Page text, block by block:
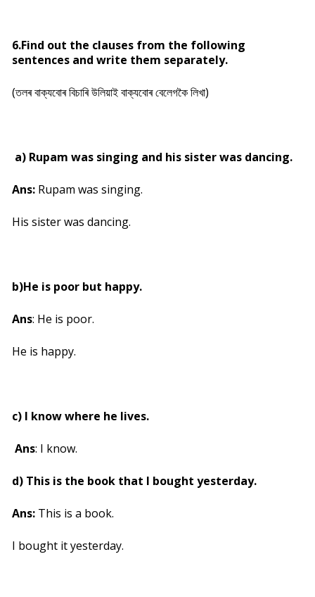
6.Find out the clauses from the following
sentences and write them separately.
(তলৰ বাক্যবোৰ বিচাৰি উলিয়াই বাক্যবোৰ বেলেগকৈ লিখা)
a) Rupam was singing and his sister was dancing.
Ans: Rupam was singing.
His sister was dancing.
b)He is poor but happy.
Ans: He is poor.
He is happy.
c) I know where he lives.
Ans: I know.
d) This is the book that I bought yesterday.
Ans: This is a book.
I bought it yesterday.